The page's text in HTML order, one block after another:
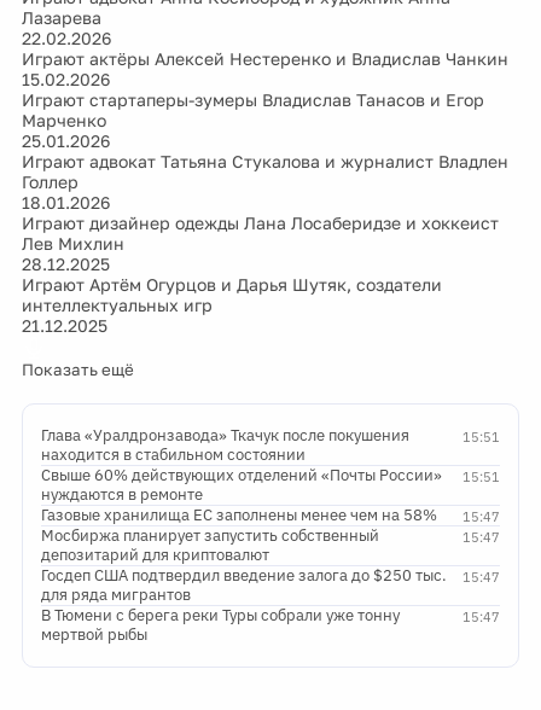
Лазарева
22.02.2026
Играют актёры Алексей Нестеренко и Владислав Чанкин
15.02.2026
Играют стартаперы-зумеры Владислав Танасов и Егор
Марченко
25.01.2026
Играют адвокат Татьяна Стукалова и журналист Владлен
Голлер
18.01.2026
Играют дизайнер одежды Лана Лосаберидзе и хоккеист
Лев Михлин
28.12.2025
Играют Артём Огурцов и Дарья Шутяк, создатели
интеллектуальных игр
21.12.2025
Показать ещё
15:51
Глава «Уралдронзавода» Ткачук после покушения
находится в стабильном состоянии
15:51
Свыше 60% действующих отделений «Почты России»
нуждаются в ремонте
15:47
Газовые хранилища ЕС заполнены менее чем на 58%
15:47
Мосбиржа планирует запустить собственный
депозитарий для криптовалют
15:47
Госдеп США подтвердил введение залога до $250 тыс.
для ряда мигрантов
15:47
В Тюмени с берега реки Туры собрали уже тонну
мертвой рыбы